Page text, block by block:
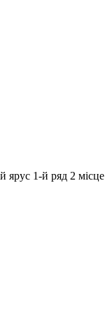
ярус 1-й ряд 2 місце